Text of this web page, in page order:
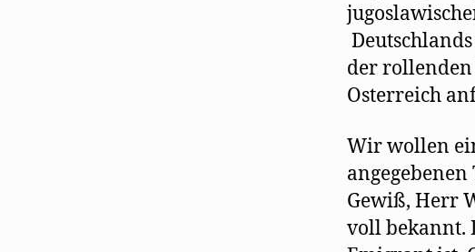
der rollenden
Osterreich
Wir wollen
Gewiß, Herr
voll bekannt.